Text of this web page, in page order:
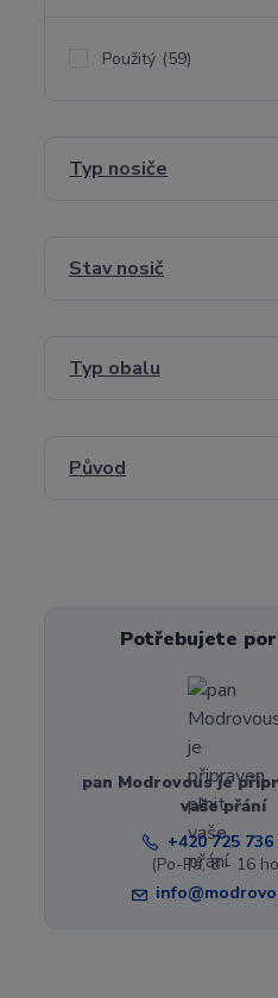
Použitý (59)
Typ nosiče
Stav nosič
Typ obalu
Původ
Potřebujete
pan Modrovous je
vaše přání
+420 725 736
(Po-Pá, 8 - 16